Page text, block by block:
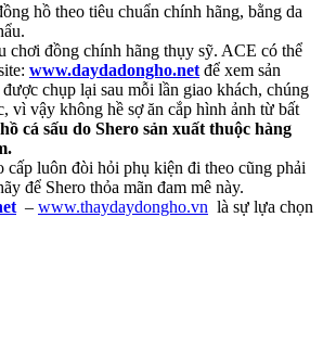
hồ theo tiêu chuẩn chính hãng, bằng da
chơi đồng chính hãng thụy sỹ. ACE có thể
www.daydadongho.net để xem sản
chụp lại sau mỗi lần giao khách, chúng
vì vậy không hề sợ ăn cắp hình ảnh từ bất
cá sấu do Shero sản xuất thuộc hàng
cấp luôn đòi hỏi phụ kiện đi theo cũng phải
để Shero thỏa mãn đam mê này.
– www.thaydaydongho.vn là sự lựa chọn